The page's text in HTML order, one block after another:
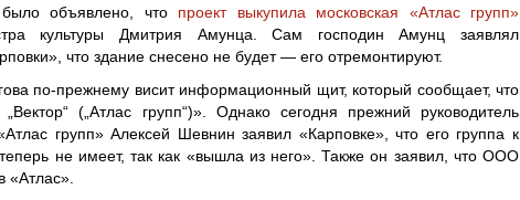
объявлено, что проект выкупила московская «Атлас групп»
культуры Дмитрия Амунца. Сам господин Амунц заявлял
что здание снесено не будет — его отремонтируют.
по-прежнему висит информационный щит, который сообщает, что
(„Атлас групп“)». Однако сегодня прежний руководитель
групп» Алексей Шевнин заявил «Карповке», что его группа к
не имеет, так как «вышла из него». Также он заявил, что ООО
«Атлас».